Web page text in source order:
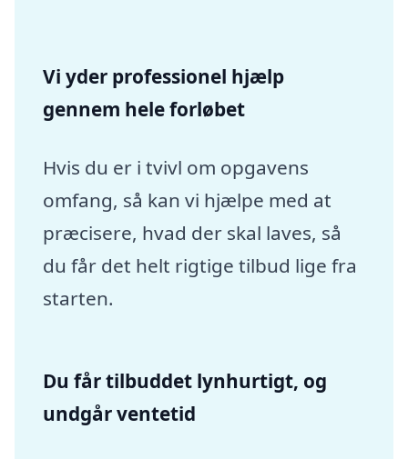
Vi yder professionel hjælp
gennem hele forløbet
Hvis du er i tvivl om opgavens
omfang, så kan vi hjælpe med at
præcisere, hvad der skal laves, så
du får det helt rigtige tilbud lige fra
starten.
Du får tilbuddet lynhurtigt, og
undgår ventetid